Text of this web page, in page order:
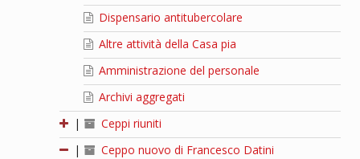
Dispensario antitubercolare
Altre attività della Casa pia
Amministrazione del personale
Archivi aggregati
|
Ceppi riuniti
|
Ceppo nuovo di Francesco Datini